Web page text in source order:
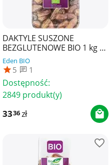
DAKTYLE SUSZONE
BEZGLUTENOWE BIO 1 kg -
BIO PLANET
Eden BIO
5 1
Dostępność:
2849 produkt(y)
3336zł